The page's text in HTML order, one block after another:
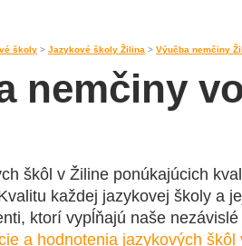
školy > Jazykové školy Žilina > Výučba nemčiny
nemčiny
škôl v Žiline ponúkajúcich
každej jazykovej školy a
ktorí vypĺňajú naše nezávislé
a hodnotenia jazykových škôl